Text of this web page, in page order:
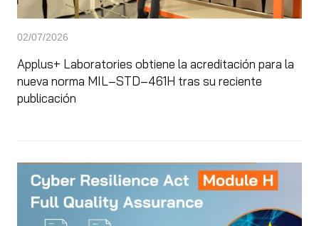
02/07/2026
Applus+ Laboratories obtiene la acreditación para la
nueva norma MIL‑STD‑461H tras su reciente
publicación